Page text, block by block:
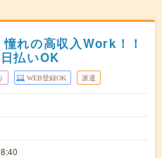
れの高収入Work！！
払いOK
WEB登録OK 派遣